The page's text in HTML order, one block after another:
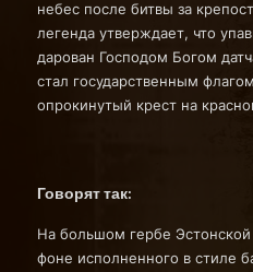
небес после битвы за
легенда утверждает, что
дарован Господом Богом
стал государственным
опрокинутый крест на
Говорят так:
На большом гербе
фоне исполненного в стиле